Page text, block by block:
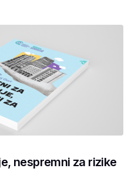
nespremni za rizike